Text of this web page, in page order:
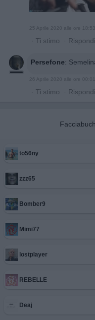
25 Aprile 2020 alle ore 18:53
· Ti stimo · Rispondi
Persefone:
26 Aprile 2020 alle ore 00:01
· Ti stimo · Rispondi
to56ny
zzz65
Bomber9
Mimi77
lostplayer
REBELLE
Deaj